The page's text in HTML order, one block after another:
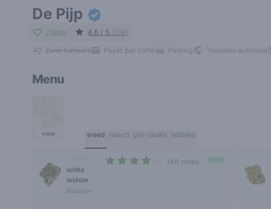
De Pijp
J'aime 4.6 / 5 (174)
Zone fumeurs Payer par carte Parking Touristes autorisés
Menu
view weed hasch pré-roulés edibles
white
widow
Boutique
148 notes €€€€